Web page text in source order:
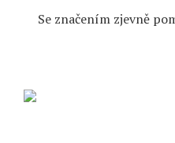
Se značením zjevně